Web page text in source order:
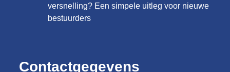
versnelling? Een simpele uitleg voor nieuwe
bestuurders
Contactgegevens